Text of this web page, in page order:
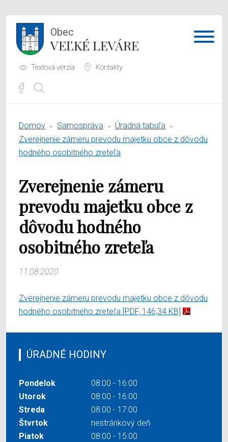
Obec
VEĽKÉ LEVÁRE
Textová verzia Kontakty
Samospráva
O obci
Domov Samospráva
Úradná tabuľa
Zverejnenie zámeru prevodu majetku obce z dôvodu
hodného osobitného zreteľa
Zverejnenie zámeru
prevodu majetku obce z
dôvodu hodného
osobitného zreteľa
11.08.2020
Zverejnenie zámeru prevodu majetku obce z dôvodu
hodného osobitného zreteľa [PDF, 146,34 KB]
ÚRADNÉ HODINY
Pondelok
08:00 - 16:00
Utorok
08:00 - 16:00
Streda
08:00 - 17:00
Štvrtok
nestránkový deň
Piatok
08:00 - 15:00